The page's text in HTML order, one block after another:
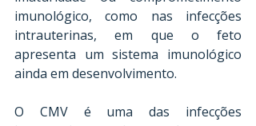
imunológico, como nas infecções
intrauterinas, em que o feto
apresenta um sistema imunológico
ainda em desenvolvimento.
O CMV é uma das infecções